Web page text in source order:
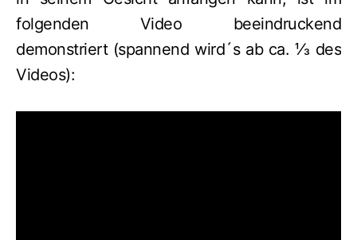
folgenden Video beeindruckend
demonstriert (spannend wird´s ab ca. ⅓ des
Videos):